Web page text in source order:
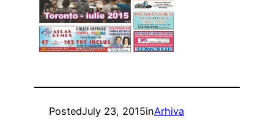
PostedJuly 23, 2015inArhiva